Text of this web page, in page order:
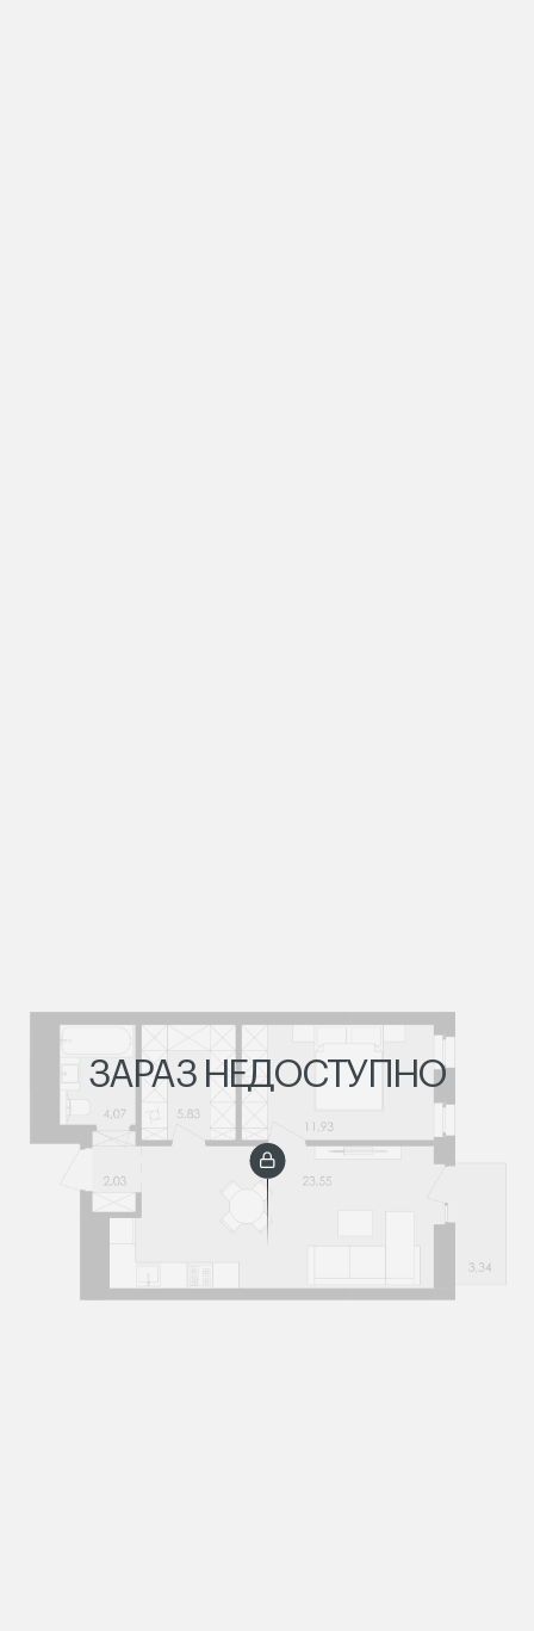
ЗАРАЗ НЕДОСТУПНО